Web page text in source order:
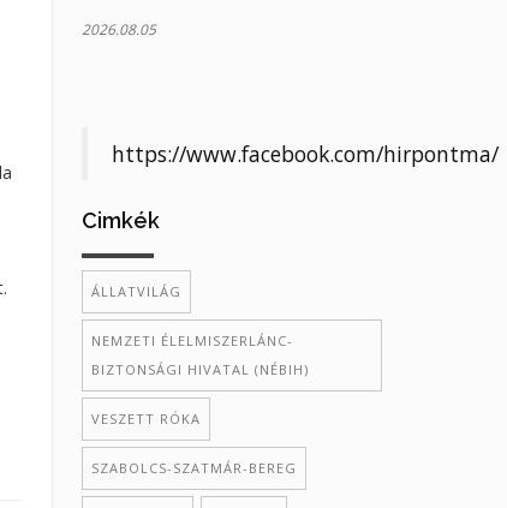
2026.08.05
https://www.facebook.com/hirpontma/
Cimkék
ÁLLATVILÁG
NEMZETI ÉLELMISZERLÁNC-
BIZTONSÁGI HIVATAL (NÉBIH)
VESZETT RÓKA
SZABOLCS-SZATMÁR-BEREG